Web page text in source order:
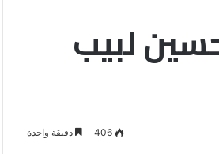
لبيب
406 دقيقة واحدة